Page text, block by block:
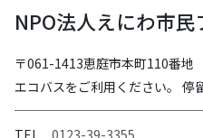
NPO法人えにわ市
〒061-1413恵庭市本町110番地
エコバスをご利用ください。 停